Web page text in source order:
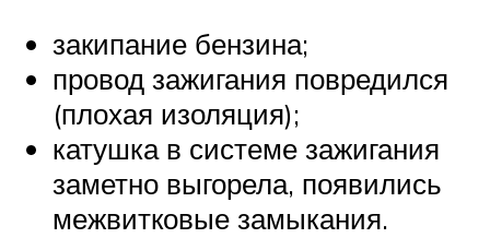
закипание бензина;
провод зажигания повредился
(плохая изоляция);
катушка в системе зажигания
заметно выгорела, появились
межвитковые замыкания.